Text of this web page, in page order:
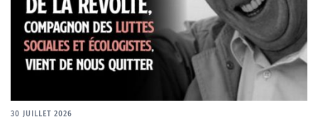
30 JUILLET 2026